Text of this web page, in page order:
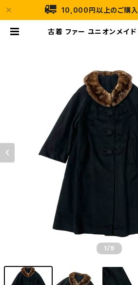
10,000円以上のご購
古着 ファー ユニオンメイ
1 /9